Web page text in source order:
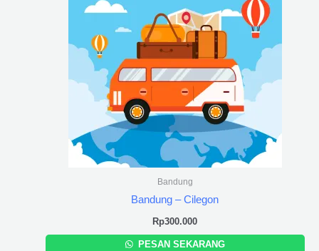
Bandung
Bandung – Cilegon
Rp300.000
PESAN SEKARANG